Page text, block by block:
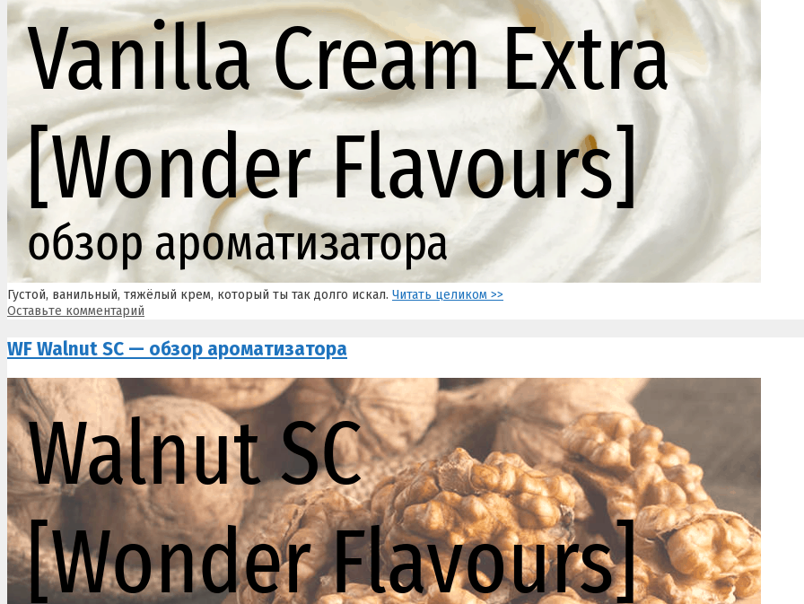
Густой, ванильный, тяжёлый крем, который ты так долго искал. Читать целиком >>
Оставьте комментарий
WF Walnut SC — обзор ароматизатора